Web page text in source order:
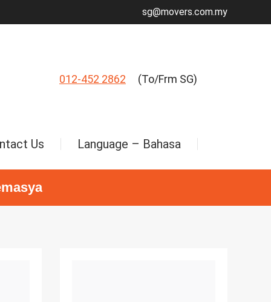
sg@movers.com.my
012-452 2862 (To/Frm SG)
Us Language – Bahasa